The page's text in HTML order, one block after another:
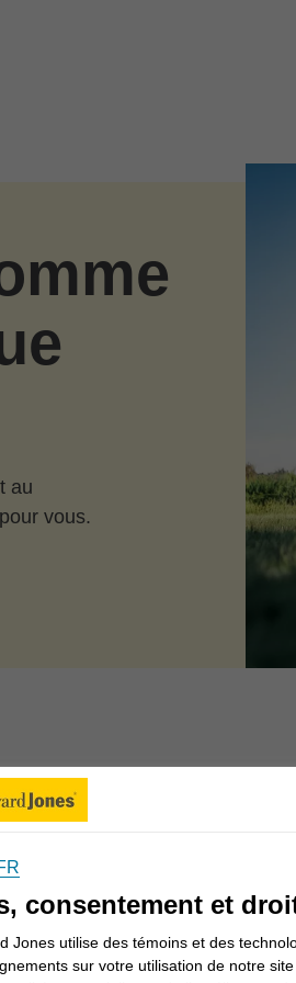
au
vous.
nous
consentement et
Jones utilise des témoins et des
sur votre utilisation de notre